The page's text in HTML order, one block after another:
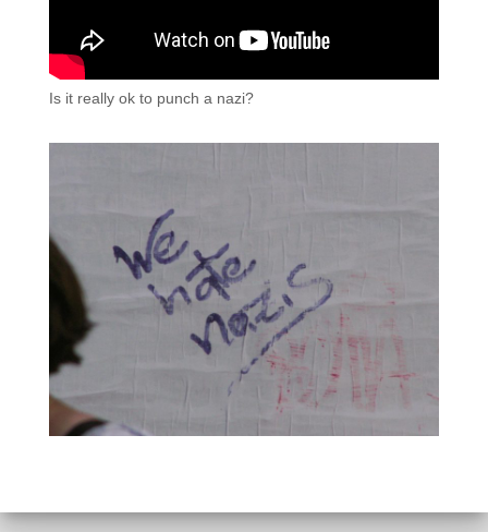
Is it really ok to punch a nazi?